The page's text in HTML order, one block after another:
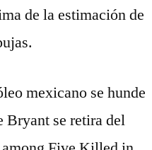
de la estimación de
mexicano se hunde
Bryant se retira del